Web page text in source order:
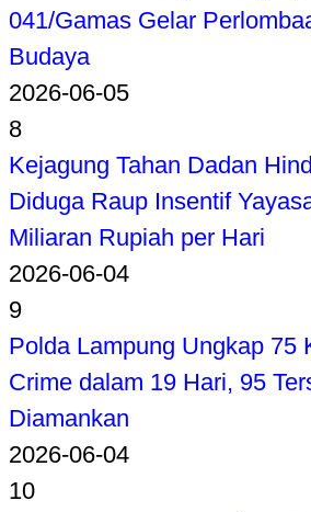
041/Gamas Gelar
Budaya
2026-06-05
8
Kejagung Tahan Dadan
Diduga Raup Insentif
Miliaran Rupiah per Hari
2026-06-04
9
Polda Lampung Ungkap 75
Crime dalam 19 Hari, 95
Diamankan
2026-06-04
10